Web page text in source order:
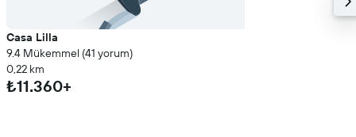
Casa Lilla
9.4 Mükemmel (41 yorum)
0,22 km
₺11.360+